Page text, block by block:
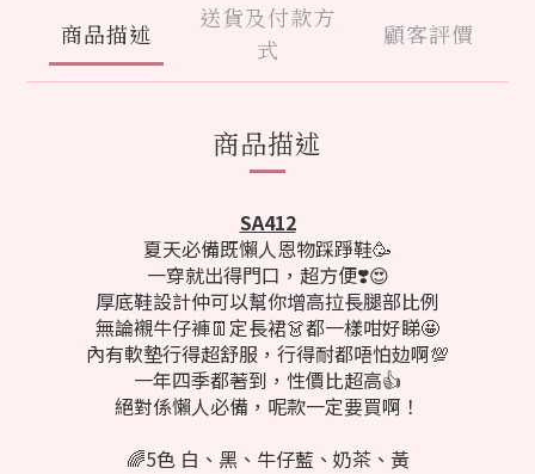
商品描述
送貨及付款方
式
顧客評價
商品描述
SA412
夏天必備既懶人恩物踩踭鞋🥳
一穿就出得門口，超方便❣️😍
厚底鞋設計仲可以幫你增高拉長腿部比例
無論襯牛仔褲👖定長裙👗都一樣咁好睇🤩
內有軟墊行得超舒服，行得耐都唔怕攰啊💯
一年四季都著到，性價比超高👍
絕對係懶人必備，呢款一定要買啊！
🌈5色 白、黑、牛仔藍、奶茶、黃